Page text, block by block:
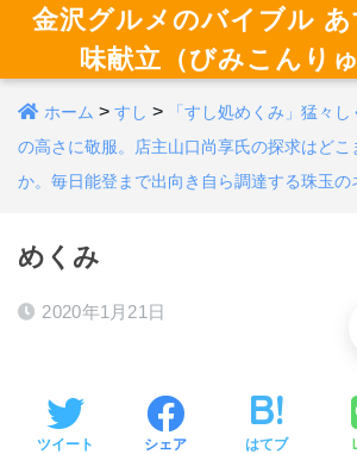
金沢グルメのバイブル
味献立（びみこんりゅ
ホーム > すし >
「すし処めくみ」猛々
の高さに敬服。店主山口尚享氏の探求はどこ
か。毎日能登まで出向き自ら調達する珠玉の
めくみ
2020年1月21日
ツイート シェア はてブ